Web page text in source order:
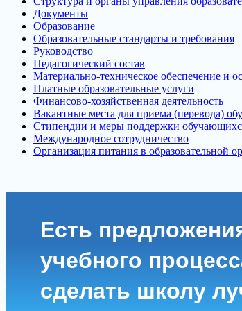
Документы
Образование
Образовательные стандарты и требования
Руководство
Педагогический состав
Материально-техническое обеспечение и
Платные образовательные услуги
Финансово-хозяйственная деятельность
Вакантные места для приема (перевода)
Стипендии и меры поддержки
Международное сотрудничество
Организация питания в образовательной
Есть
учебного
сделать школу